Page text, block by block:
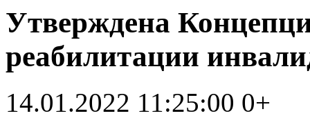
Утверждена
реабилитации